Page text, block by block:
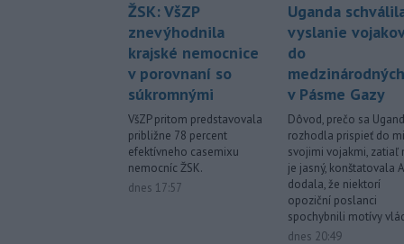
ŽSK: VšZP
znevýhodnila
krajské nemocnice
v porovnaní so
súkromnými
VšZP pritom predstavovala
približne 78 percent
efektívneho casemixu
nemocníc ŽSK.
dnes 17:57
Uganda
vyslanie vojakov
do
v Pásme Gazy
Dôvod, prečo sa
rozhodla prispieť do
svojimi vojakmi, zatiaľ
je jasný, konštatovala
dodala, že niektorí
opoziční poslanci
spochybnili motívy
dnes 20:49